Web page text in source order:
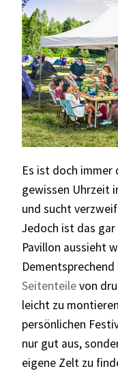
Es ist doch immer
gewissen Uhrzeit
und sucht
Jedoch ist das
Pavillon aussieht
Seitenteilevon
leicht zu
persönlichen
nur gut aus,
eigene Zelt zu